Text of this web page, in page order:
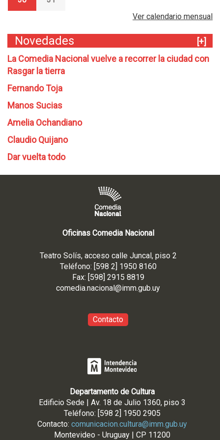
Ver calendario mensual
Novedades
[+]
La Comedia Nacional vuelve a recorrer la ciudad con
Rasgar la tierra
Fernando Toja
Manos Sucias
Amelia Ochandiano
Claudio Quijano
Dar vuelta todo
Oficinas Comedia Nacional
Teatro Solís, acceso calle Juncal, piso 2
Teléfono: [598 2] 1950 8160
Fax: [598] 2915 8819
comedia.nacional@imm.gub.uy
Contacto
Departamento de Cultura
Edificio Sede | Av. 18 de Julio 1360, piso 3
Teléfono: [598 2] 1950 2905
Contacto: comunicacion.cultura@imm.gub.uy
Montevideo - Uruguay | CP 11200